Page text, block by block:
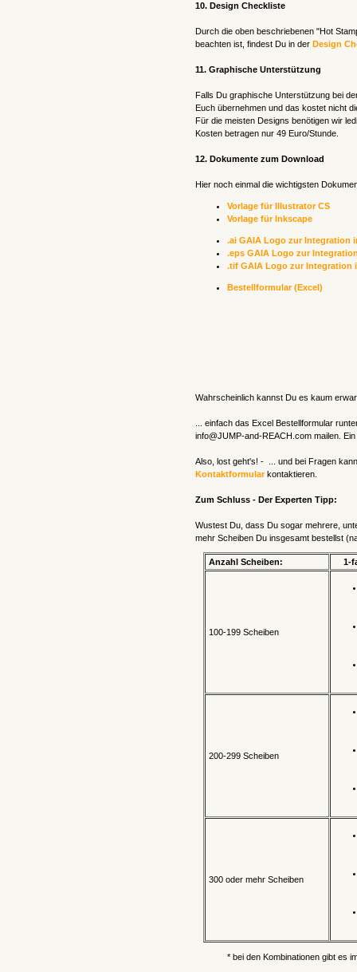
10. Design Checkliste
Durch die oben beschriebenen "Hot
beachten ist, findest Du in der Design
11. Graphische Unterstützung
Falls Du graphische Unterstützung bei
Euch übernehmen und das kostet nicht
Für die meisten Designs benötigen wir
Kosten betragen nur 49 Euro/Stunde.
12. Dokumente zum Download
Hier noch einmal die wichtigsten
Vorlage für Illustrator CS
Vorlage für Inkscape
.ai GAIA Logo zur Integration
.eps GAIA Logo zur
.tif GAIA Logo zur Integration
Bestellformular (Excel)
Wahrscheinlich kannst Du es kaum
... einfach das Excel Bestellformular
info@JUMP-and-REACH.com mailen.
Also, lost geht's! - ... und bei Fragen
Kontaktformularkontaktieren.
Zum Schluss - Der Experten Tipp:
Wustest Du, dass Du sogar mehrere,
mehr Scheiben Du insgesamt bestellst
Anzahl Scheiben: 1-
100-199 Scheiben
200-299 Scheiben
300 oder mehr Scheiben
* bei den Kombinationen gibt es